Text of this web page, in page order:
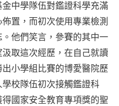
中學隊伍對鑑證科學充滿
置，而初次使用專業檢測
他們笑言，參賽的其中一
取這次經歷，在自己就讀
小學組比賽的博愛醫院歷
校隊伍初次接觸鑑證科
國家安全教育專項獎的聖